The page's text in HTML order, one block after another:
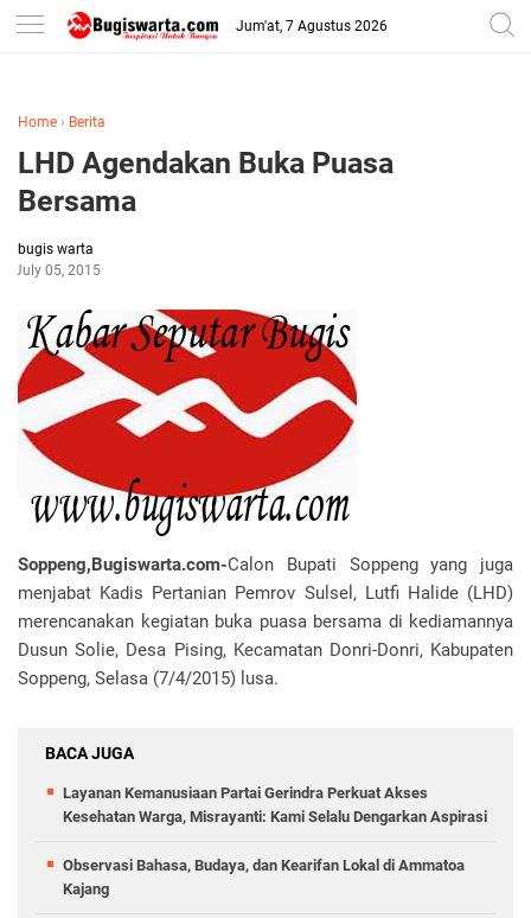
-->
Jum'at, 7 Agustus 2026
Home › Berita
LHD Agendakan Buka Puasa
Bersama
bugis warta
July 05, 2015
Soppeng,Bugiswarta.com-Calon Bupati Soppeng yang juga
menjabat Kadis Pertanian Pemrov Sulsel, Lutfi Halide (LHD)
merencanakan kegiatan buka puasa bersama di kediamannya
Dusun Solie, Desa Pising, Kecamatan Donri-Donri, Kabupaten
Soppeng, Selasa (7/4/2015) lusa.
BACA JUGA
Layanan Kemanusiaan Partai Gerindra Perkuat Akses
Kesehatan Warga, Misrayanti: Kami Selalu Dengarkan Aspirasi
Observasi Bahasa, Budaya, dan Kearifan Lokal di Ammatoa
Kajang